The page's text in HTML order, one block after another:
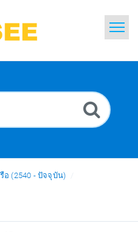
อ (2540 - ปัจจุบัน)